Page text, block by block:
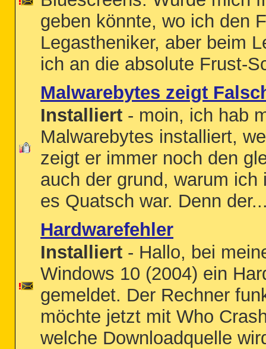
geben könnte, wo ich den
Legastheniker, aber beim
ich an die absolute Frust-
Malwarebytes zeigt
Installiert - moin, ich hab
Malwarebytes installiert,
zeigt er immer noch den
auch der grund, warum
es Quatsch war. Denn
Hardwarefehler
Installiert - Hallo, bei
Windows 10 (2004) ein
gemeldet. Der Rechner
möchte jetzt mit Who
welche Downloadquelle